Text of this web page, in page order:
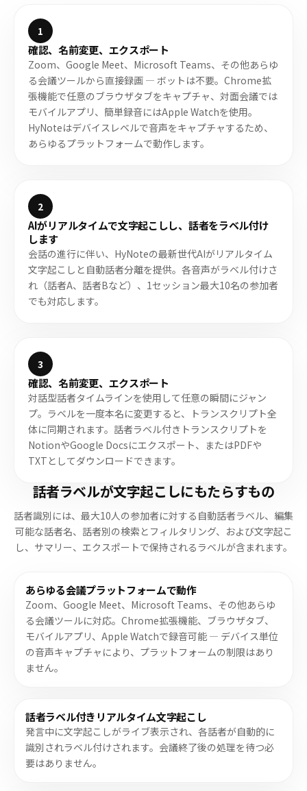
1
確認、名前変更、エクスポート
Zoom、Google Meet、Microsoft Teams、その他あらゆ
る会議ツールから直接録画 — ボットは不要。Chrome拡
張機能で任意のブラウザタブをキャプチャ、対面会議では
モバイルアプリ、簡単録音にはApple Watchを使用。
HyNoteはデバイスレベルで音声をキャプチャするため、
あらゆるプラットフォームで動作します。
2
AIがリアルタイムで文字起こしし、話者をラベル付け
します
会話の進行に伴い、HyNoteの最新世代AIがリアルタイム
文字起こしと自動話者分離を提供。各音声がラベル付けさ
れ（話者A、話者Bなど）、1セッション最大10名の参加者
でも対応します。
3
確認、名前変更、エクスポート
対話型話者タイムラインを使用して任意の瞬間にジャン
プ。ラベルを一度本名に変更すると、トランスクリプト全
体に同期されます。話者ラベル付きトランスクリプトを
NotionやGoogle Docsにエクスポート、またはPDFや
TXTとしてダウンロードできます。
話者ラベルが文字起こしにもたらすもの
話者識別には、最大10人の参加者に対する自動話者ラベル、編集
可能な話者名、話者別の検索とフィルタリング、および文字起こ
し、サマリー、エクスポートで保持されるラベルが含まれます。
あらゆる会議プラットフォームで動作
Zoom、Google Meet、Microsoft Teams、その他あらゆ
る会議ツールに対応。Chrome拡張機能、ブラウザタブ、
モバイルアプリ、Apple Watchで録音可能 — デバイス単位
の音声キャプチャにより、プラットフォームの制限はあり
ません。
話者ラベル付きリアルタイム文字起こし
発言中に文字起こしがライブ表示され、各話者が自動的に
識別されラベル付けされます。会議終了後の処理を待つ必
要はありません。